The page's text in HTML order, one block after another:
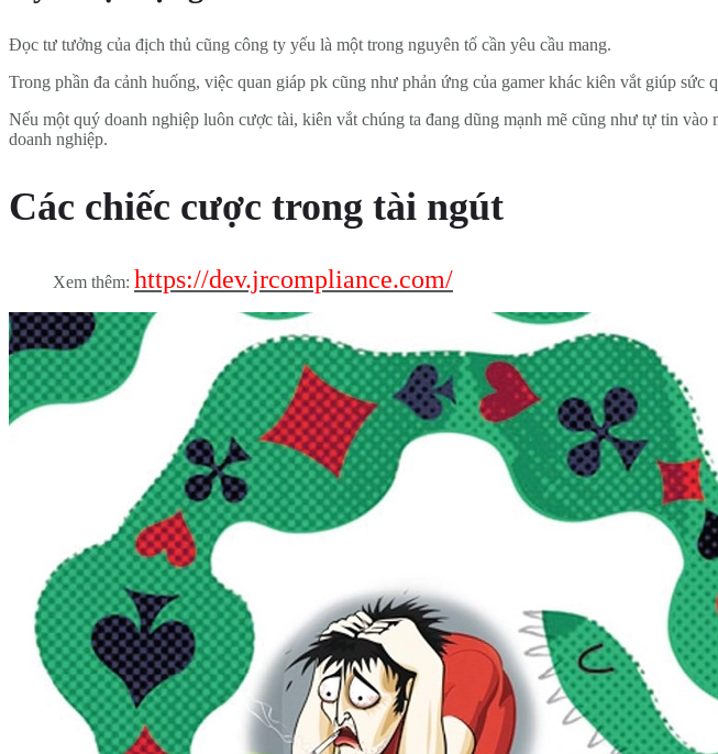
Đọc tư tưởng của địch thủ cũng công ty yếu là một trong nguyên tố cần yêu cầu mang.
Trong phần đa cảnh huống, việc quan giáp pk cũng như phản ứng của gamer khác kiên vắt giúp
Nếu một quý doanh nghiệp luôn cược tài, kiên vắt chúng ta đang dũng mạnh mẽ cũng như tự tin
doanh nghiệp.
Các chiếc cược trong tài ngút
Xem thêm: https://dev.jrcompliance.com/